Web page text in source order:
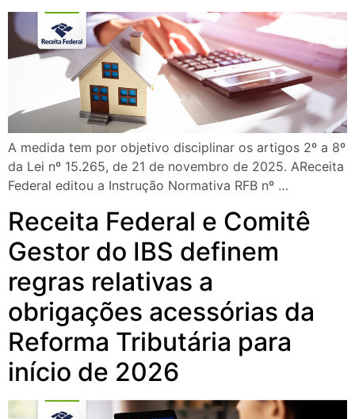
A medida tem por objetivo disciplinar os artigos 2º a 8º
da Lei nº 15.265, de 21 de novembro de 2025. AReceita
Federal editou a Instrução Normativa RFB nº …
Receita Federal e Comitê
Gestor do IBS definem
regras relativas a
obrigações acessórias da
Reforma Tributária para
início de 2026